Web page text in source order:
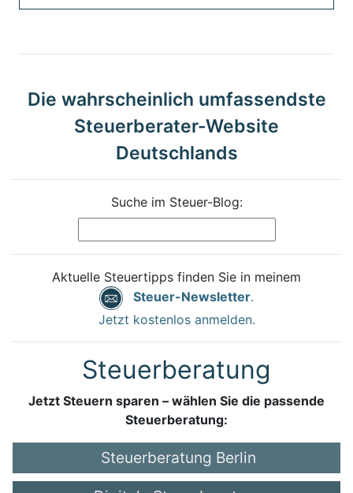
Die wahrscheinlich umfassendste
Steuerberater-Website
Deutschlands
Suche im Steuer-Blog:
Aktuelle Steuertipps finden Sie in meinem
Steuer-Newsletter.
Jetzt kostenlos anmelden.
Steuerberatung
Jetzt Steuern sparen – wählen Sie die passende
Steuerberatung:
Steuerberatung Berlin